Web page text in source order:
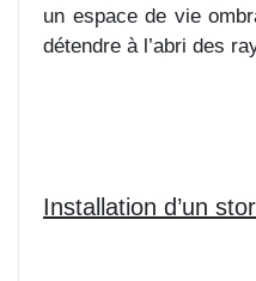
un espace de vie
détendre à l’abri des
Installation d’un